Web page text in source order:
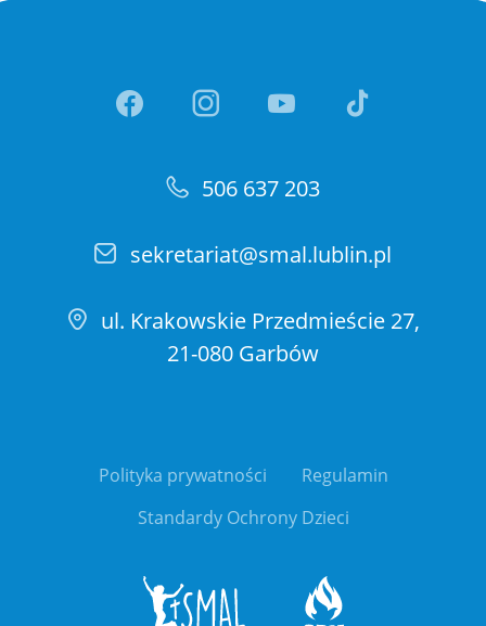
Link otwiera sie w nowej
Link otwiera sie w
Link otwiera
506 637 203
sekretariat@smal.lublin.pl
ul. Krakowskie Przedmieście 27,
21-080 Garbów
Polityka prywatności
Regulamin
Standardy Ochrony Dzieci